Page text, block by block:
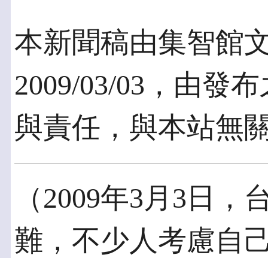
本新聞稿由集智館
2009/03/03，由發
與責任，與本站無
（2009年3月3日
難，不少人考慮自